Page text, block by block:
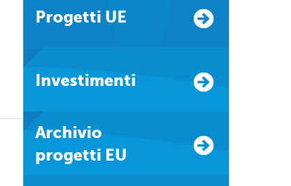
Progetti UE
Investimenti
Archivio
progetti EU